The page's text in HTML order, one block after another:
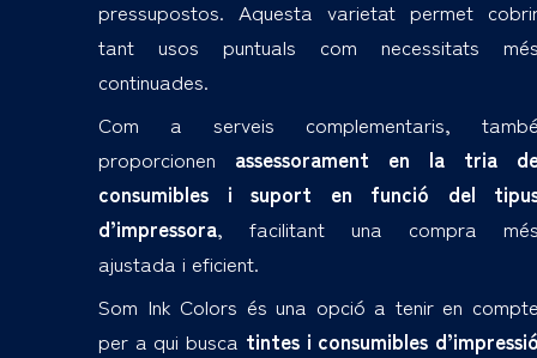
pressupostos. Aquesta varietat permet
tant usos puntuals com necessitats
continuades.
Com a serveis complementaris,
proporcionen assessorament en la tria
consumibles i suport en funció del
d’impressora, facilitant una compra
ajustada i eficient.
Som Ink Colors és una opció a tenir en
per a qui busca tintes i consumibles